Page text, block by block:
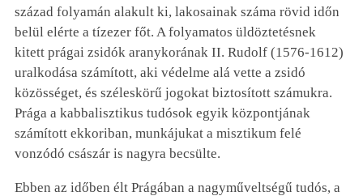
század folyamán alakult ki, lakosainak száma rövid időn
belül elérte a tízezer főt. A folyamatos üldöztetésnek
kitett prágai zsidók aranykorának II. Rudolf (1576-1612)
uralkodása számított, aki védelme alá vette a zsidó
közösséget, és széleskörű jogokat biztosított számukra.
Prága a kabbalisztikus tudósok egyik központjának
számított ekkoriban, munkájukat a misztikum felé
vonzódó császár is nagyra becsülte.
Ebben az időben élt Prágában a nagyműveltségű tudós, a